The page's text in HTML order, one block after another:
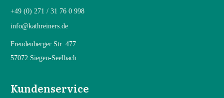
+49 (0) 271 / 31 76 0 998
info@kathreiners.de
Freudenberger Str. 477
57072 Siegen-Seelbach
Kundenservice